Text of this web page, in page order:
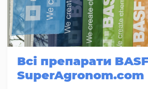
Всі препарати
SuperAgronom.com